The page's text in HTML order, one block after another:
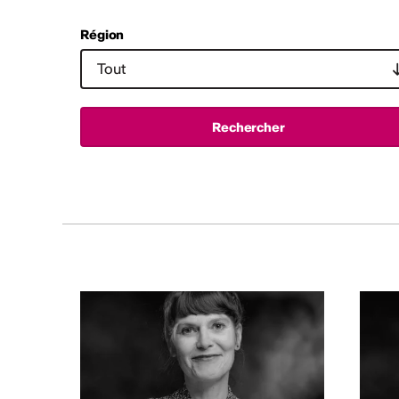
Région